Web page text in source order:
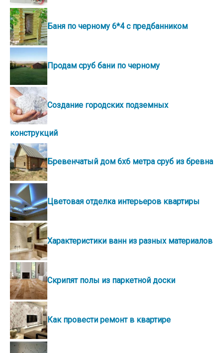
Баня по черному 6*4 с предбанником
Продам сруб бани по черному
Создание городских подземных
конструкций
Бревенчатый дом 6х6 метра сруб из бревна
Цветовая отделка интерьеров квартиры
Характеристики ванн из разных материалов
Скрипят полы из паркетной доски
Как провести ремонт в квартире